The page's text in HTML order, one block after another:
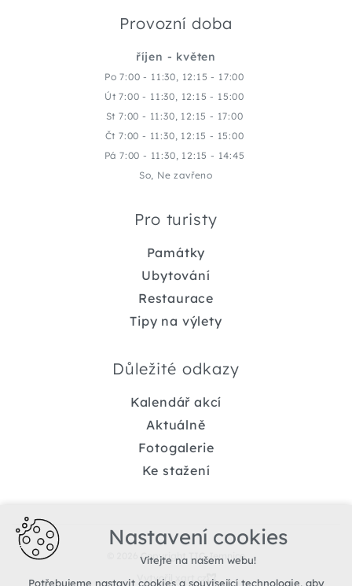
Provozní doba
říjen - květen
Po 7:00 - 11:30, 12:15 - 17:00
Út 7:00 - 11:30, 12:15 - 15:00
St 7:00 - 11:30, 12:15 - 17:00
Čt 7:00 - 11:30, 12:15 - 15:00
Pá 7:00 - 11:30, 12:15 - 14:45
So, Ne zavřeno
Pro turisty
Památky
Ubytování
Restaurace
Tipy na výlety
Důležité odkazy
Kalendář akcí
Aktuálně
Fotogalerie
Ke stažení
© 2026 Copyright TIC Jemnice
Vytvořil xart.cz
Nastavení cookies
Vítejte na našem webu!
Potřebujeme nastavit cookies a související technologie, aby